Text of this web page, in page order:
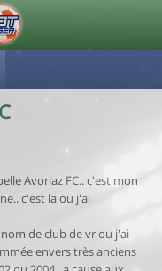
Avoriaz FC.. c'est mon
c'est la ou j'ai
de club de vr ou j'ai
envers très anciens